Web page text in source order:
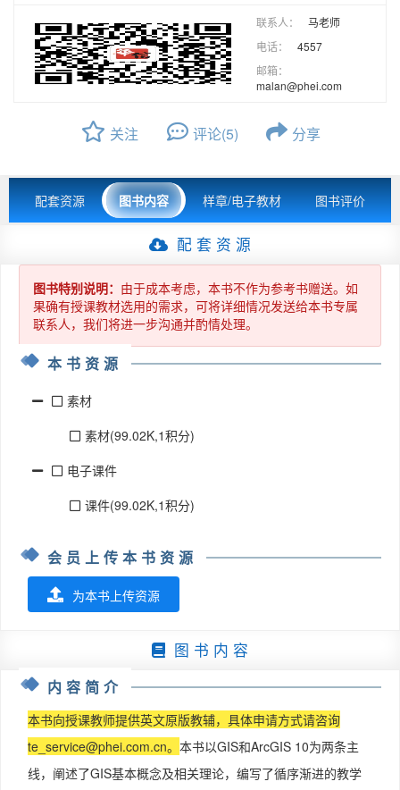
联系人：
马老师
电话：
4557
邮箱：
malan@phei.com
关注 评论(5) 分享
配套资源 图书内容 样章/电子教材 图书评价
配 套 资 源
图书特别说明： 由于成本考虑，本书不作为参考书赠送。如
果确有授课教材选用的需求，可将详细情况发送给本书专属
联系人，我们将进一步沟通并酌情处理。
本书资源
素材
素材(99.02K,1积分)
电子课件
课件(99.02K,1积分)
会员上传本书资源
为本书上传资源
图 书 内 容
内容简介
本书向授课教师提供英文原版教辅，具体申请方式请咨询
te_service@phei.com.cn。 本书以GIS和ArcGIS 10为两条主
线，阐述了GIS基本概念及相关理论，编写了循序渐进的教学